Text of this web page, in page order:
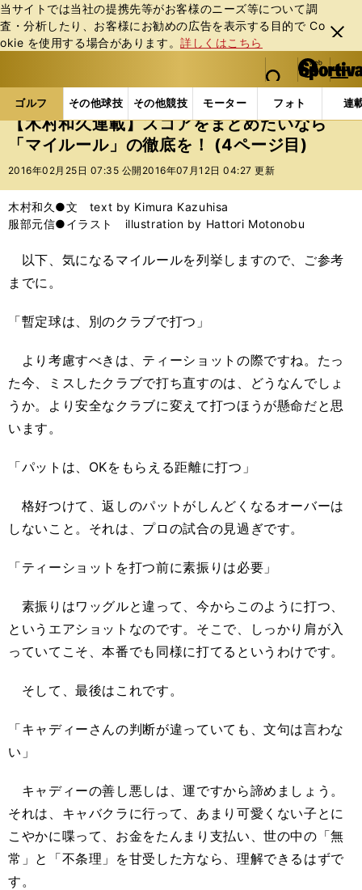
当サイトでは当社の提携先等がお客様のニーズ等について調
査・分析したり、お客様にお勧めの広告を表⽰する⽬的で Co
okie を使⽤する場合があります。詳しくはこちら
閉じ
る
web Sportiva (webスポルティーバ)
検索
マイペ
ー
ジ
メニュ
ゴルフ その他球技 その他競技 モーター フォト 連
ス
ポ
ル
バ
ゴルフの記事一覧 ゴルフ その他 【木村和久連
【木村和久連載】スコアをまとめたいなら
「マイルール」の徹底を！ (4ページ目)
2016年02月25日 07:35 公開 2016年07月12日 04:27 更新
木村和久●文 text by Kimura Kazuhisa
服部元信●イラスト illustration by Hattori Motonobu
以下、気になるマイルールを列挙しますので、ご参考
までに。
「暫定球は、別のクラブで打つ」
より考慮すべきは、ティーショットの際ですね。たっ
た今、ミスしたクラブで打ち直すのは、どうなんでしょ
うか。より安全なクラブに変えて打つほうが懸命だと思
います。
「パットは、OKをもらえる距離に打つ」
格好つけて、返しのパットがしんどくなるオーバーは
しないこと。それは、プロの試合の見過ぎです。
「ティーショットを打つ前に素振りは必要」
素振りはワッグルと違って、今からこのように打つ、
というエアショットなのです。そこで、しっかり肩が入
っていてこそ、本番でも同様に打てるというわけです。
そして、最後はこれです。
「キャディーさんの判断が違っていても、文句は言わな
い」
キャディーの善し悪しは、運ですから諦めましょう。
それは、キャバクラに行って、あまり可愛くない子とに
こやかに喋って、お金をたんまり支払い、世の中の「無
常」と「不条理」を甘受した方なら、理解できるはずで
す。